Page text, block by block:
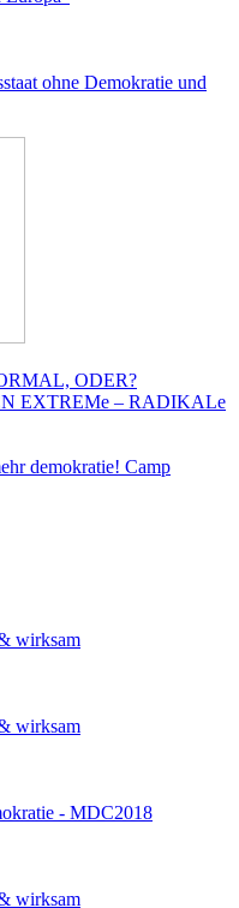
ohne Demokratie und
ODER?
EXTREMe – RADIKALe